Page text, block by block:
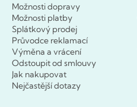
Možnosti dopravy
Možnosti platby
Splátkový prodej
Průvodce reklamací
Výměna a vrácení
Odstoupit od smlouvy
Jak nakupovat
Nejčastější dotazy